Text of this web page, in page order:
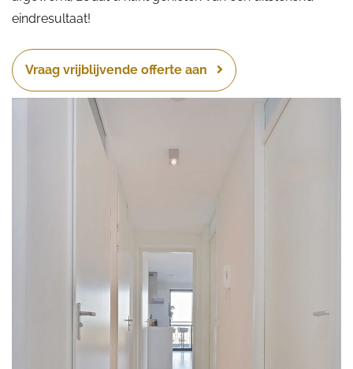
eindresultaat!
Vraag vrijblijvende offerte aan